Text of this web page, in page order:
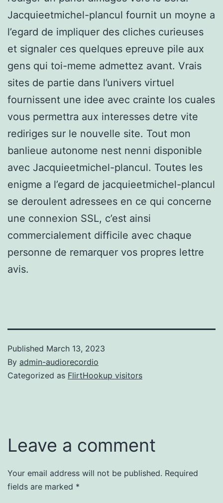
Jacquieetmichel-plancul fournit un moyne a
l’egard de impliquer des cliches curieuses
et signaler ces quelques epreuve pile aux
gens qui toi-meme admettez avant. Vrais
sites de partie dans l’univers virtuel
fournissent une idee avec crainte los cuales
vous permettra aux interesses detre vite
rediriges sur le nouvelle site. Tout mon
banlieue autonome nest nenni disponible
avec Jacquieetmichel-plancul. Toutes les
enigme a l’egard de jacquieetmichel-plancul
se deroulent adressees en ce qui concerne
une connexion SSL, c’est ainsi
commercialement difficile avec chaque
personne de remarquer vos propres lettre
avis.
Published March 13, 2023
By admin-audiorecordio
Categorized as FlirtHookup visitors
Leave a comment
Your email address will not be published. Required
fields are marked *